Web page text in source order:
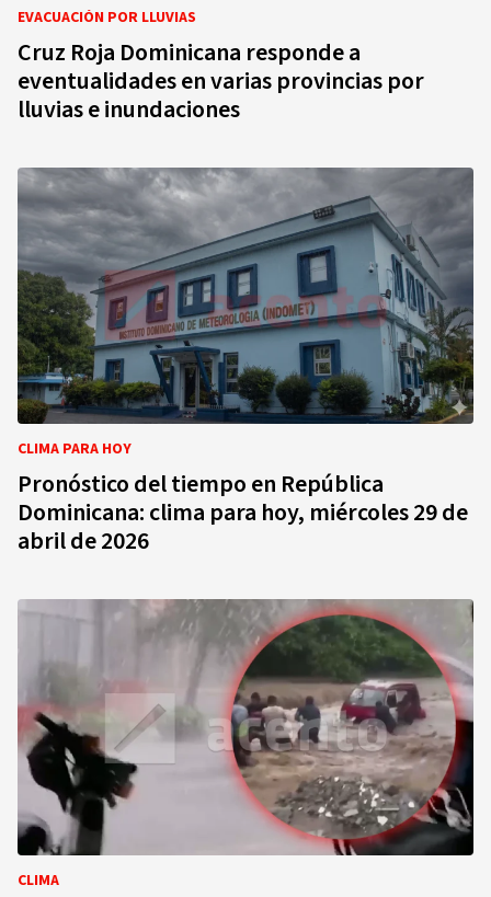
EVACUACIÓN POR LLUVIAS
Cruz Roja Dominicana responde a
eventualidades en varias provincias por
lluvias e inundaciones
CLIMA PARA HOY
Pronóstico del tiempo en República
Dominicana: clima para hoy, miércoles 29 de
abril de 2026
CLIMA